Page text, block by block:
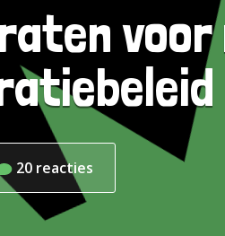
20 reacties